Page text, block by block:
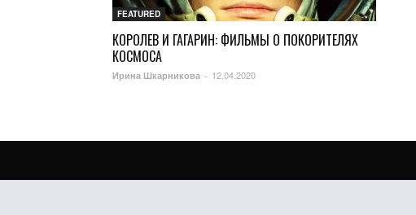
FEATURED
КОРОЛЕВ И ГАГАРИН: ФИЛЬМЫ О ПОКОРИТЕЛЯХ
КОСМОСА
Ирина Шкарникова - 12.04.2020